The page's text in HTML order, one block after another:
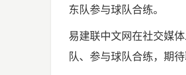
东队参与球队合练。
易建联中文网在社交媒
队、参与球队合练，期